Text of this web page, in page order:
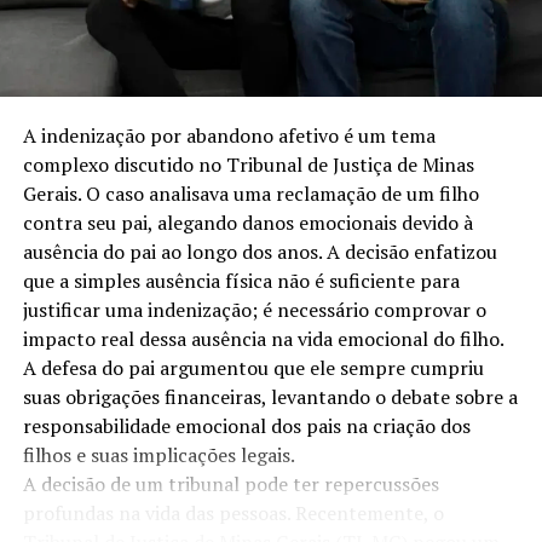
A indenização por abandono afetivo é um tema
complexo discutido no Tribunal de Justiça de Minas
Gerais. O caso analisava uma reclamação de um filho
contra seu pai, alegando danos emocionais devido à
ausência do pai ao longo dos anos. A decisão enfatizou
que a simples ausência física não é suficiente para
justificar uma indenização; é necessário comprovar o
impacto real dessa ausência na vida emocional do filho.
A defesa do pai argumentou que ele sempre cumpriu
suas obrigações financeiras, levantando o debate sobre a
responsabilidade emocional dos pais na criação dos
filhos e suas implicações legais.
A decisão de um tribunal pode ter repercussões